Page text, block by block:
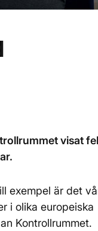
visat fel
exempel är det
i olika europeiska
Kontrollrummet.